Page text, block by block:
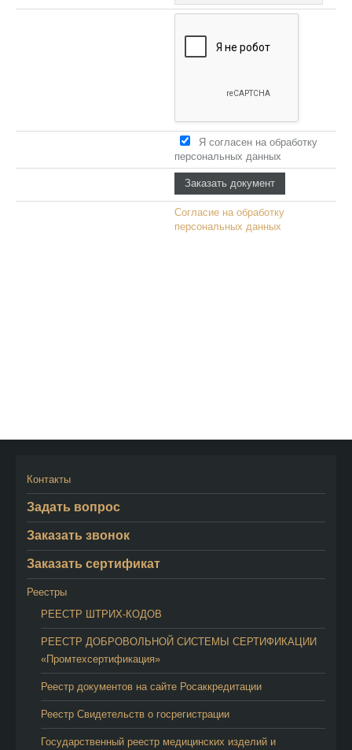
Я согласен на обработку
персональных данных
Согласие на обработку
персональных данных
Контакты
Задать вопрос
Заказать звонок
Заказать сертификат
Реестры
РЕЕСТР ШТРИХ-КОДОВ
РЕЕСТР ДОБРОВОЛЬНОЙ СИСТЕМЫ СЕРТИФИКАЦИИ
«Промтехсертификация»
Реестр документов на сайте Росаккредитации
Реестр Свидетельств о госрегистрации
Государственный реестр медицинских изделий и